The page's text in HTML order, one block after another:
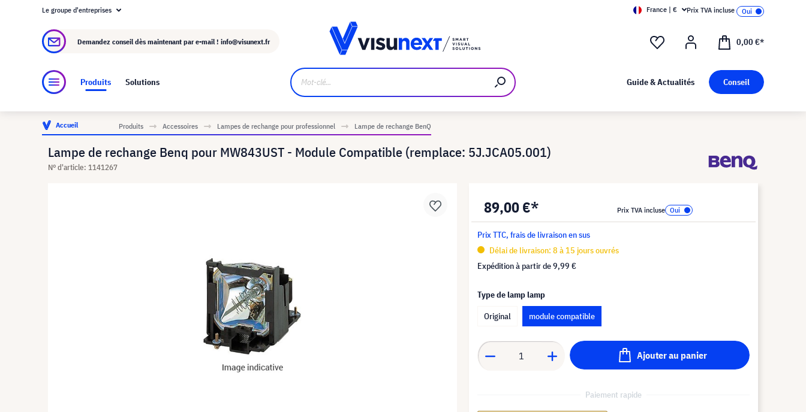
À propos de visunext.fr
Le groupe d'entreprises France | € Prix TVA incluse
Demandez conseil dès maintenant par e-mail ! info@visunext.fr 0,00 €*
Produits Solutions Guide & Actualités Conseil
Accueil Produits Accessoires Lampes de rechange pour professionnel Lampe de rechange BenQ
Lampe de rechange Benq pour MW843UST - Module Compatible (remplace: 5J.JCA05.001)
N° d'article: 1141267
89,00 €* Prix TVA incluse
Prix TTC, frais de livraison en sus
Délai de livraison: 8 à 15 jours ouvrés
Expédition à partir de9,99 €
Type de lamp lamp
Original
module compatible
Ajouter au panier
Paiement rapide